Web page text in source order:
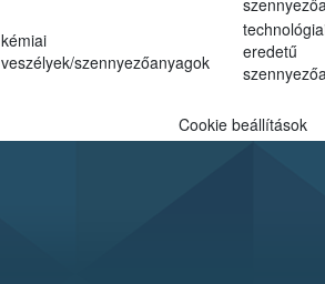
kémiai
veszélyek/szennyezőanyagok
eredetű
Cookie beállítások